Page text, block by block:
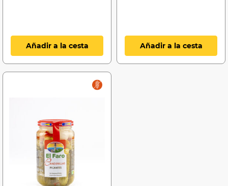
Añadir a la cesta Añadir a la cesta